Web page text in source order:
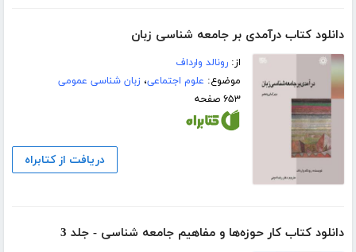
دانلود کتاب درآمدی بر جامعه شناسی زبان
از:رونالد وارداف
موضوع: علوم اجتماعی،زبان شناسی عمومی
۶۵۳ صفحه
دریافت از کتابراه
دانلود کتاب کار حوزه‌ها و مفاهیم جامعه شناسی - جلد 3